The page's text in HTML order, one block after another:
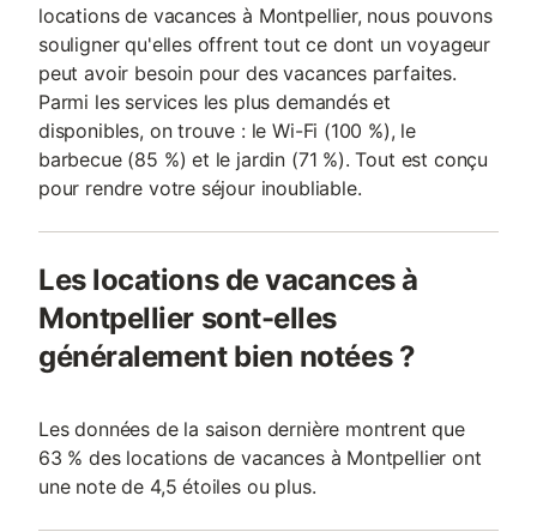
locations de vacances à Montpellier, nous pouvons
souligner qu'elles offrent tout ce dont un voyageur
peut avoir besoin pour des vacances parfaites.
Parmi les services les plus demandés et
disponibles, on trouve : le Wi-Fi (100 %), le
barbecue (85 %) et le jardin (71 %). Tout est conçu
pour rendre votre séjour inoubliable.
Les locations de vacances à
Montpellier sont-elles
généralement bien notées ?
Les données de la saison dernière montrent que
63 % des locations de vacances à Montpellier ont
une note de 4,5 étoiles ou plus.